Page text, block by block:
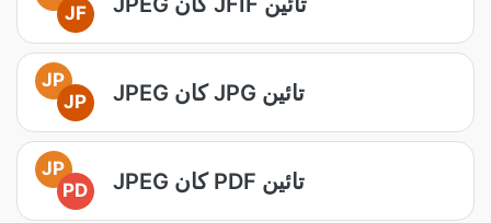
JF
JP
JP
JPEG کان JPG تائين
JP
PD
JPEG کان PDF تائين